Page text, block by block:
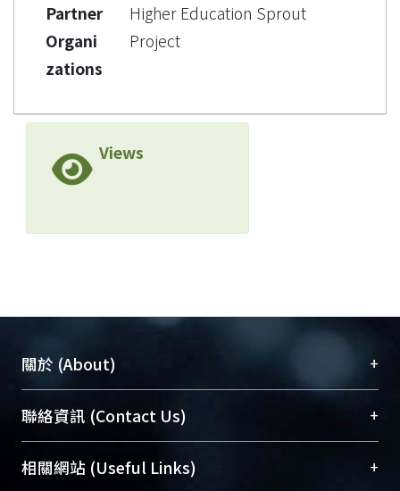
Partner
Organi
zations
Higher Education Sprout
Project
Views
關於 (About) +
臺大位居世界頂尖大學之列，為永久珍藏及向國際
展現本校豐碩的研究成果及學術能量，圖書館整合
機構典藏（NTUR）與學術庫（AH）不同功能平
台，成為臺大學術典藏NTU scholars。期能整合研
聯絡資訊 (Contact Us) +
總館學科館員(Main Library)
相關網站 (Useful Links) +